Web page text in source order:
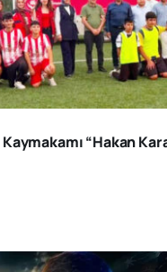
“Hakan